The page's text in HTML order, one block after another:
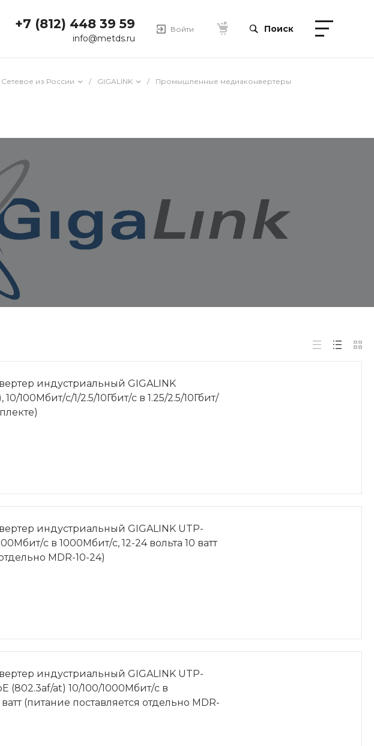
+7 (812) 448 39 59
info@metds.ru
Войти Поиск
из России / GIGALINK / Промышленные медиаконвертеры
индустриальный GIGALINK
100Мбит/с/1/2.5/10Гбит/с в 1.25/2.5/10Гбит/
индустриальный GIGALINK UTP-
с в 1000Мбит/с, 12-24 вольта 10 ватт
MDR-10-24)
индустриальный GIGALINK UTP-
(802.3af/at) 10/100/1000Мбит/с в
(питание поставляется отдельно MDR-